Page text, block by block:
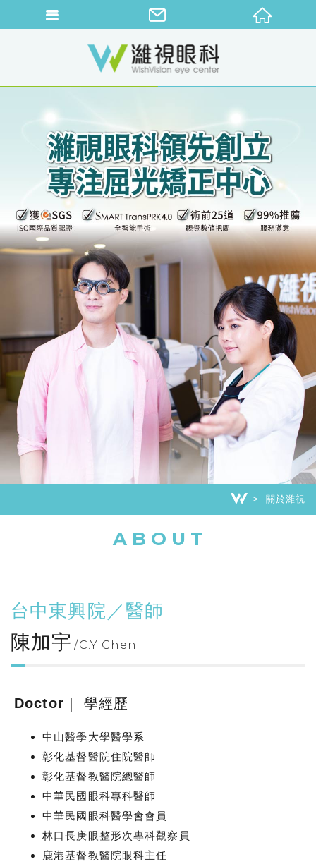
關於濰視
ABOUT
台中東興院／醫師
陳加宇 C.Y Chen
Doctor｜ 學經歷
中山醫學大學醫學系
彰化基督醫院住院醫師
彰化基督教醫院總醫師
中華民國眼科專科醫師
中華民國眼科醫學會會員
林口長庚眼整形次專科觀察員
鹿港基督教醫院眼科主任